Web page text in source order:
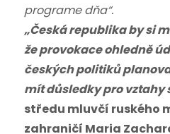
programe dňa“.
„Česká republika by si
že provokace ohledně
českých politiků
mít důsledky pro vztahy
středu mluvčí ruského
zahraničí Maria